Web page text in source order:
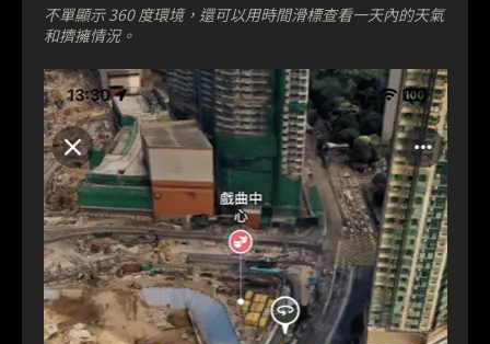
不單顯示 360 度環境，還可以用時間滑標查看一天內的天氣
和擠擁情況。